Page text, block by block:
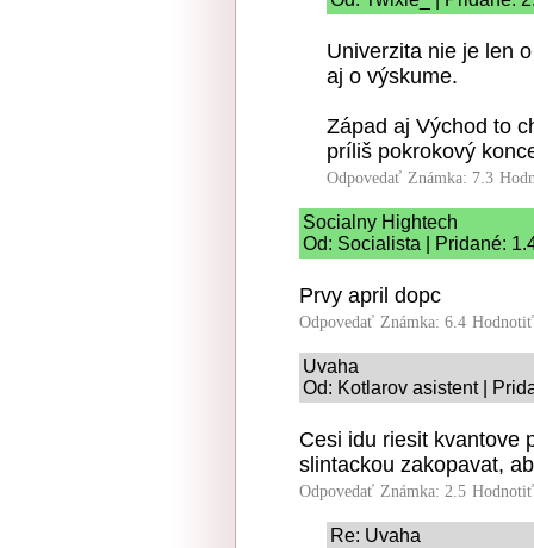
Univerzita nie je len
aj o výskume.
Západ aj Východ to
príliš pokrokový
Odpovedať Známka: 7.3
Socialny Hightech
Od: Socialista | Pridané:
Prvy april dopc
Odpovedať Známka: 6.4
Uvaha
Od: Kotlarov asistent |
Cesi idu riesit kvantove
slintackou zakopavat,
Odpovedať Známka: 2.5
Re: Uvaha